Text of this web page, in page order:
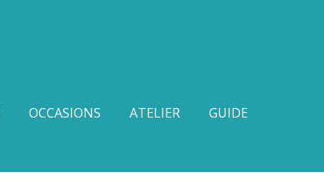
OCCASIONS ATELIER GUIDE